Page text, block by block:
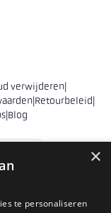
verwijderen|
|Retourbeleid|
|Blog
×
te personaliseren